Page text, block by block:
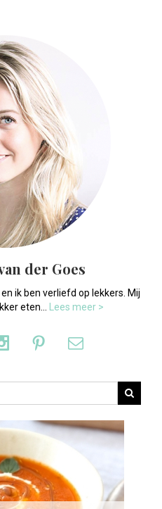
der Goes
ik ben verliefd op lekkers. Mij
eten... Lees meer >